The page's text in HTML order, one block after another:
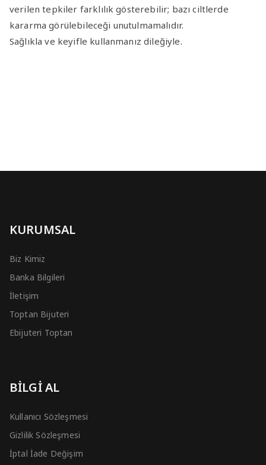
verilen tepkiler farklılık gösterebilir; bazı ciltlerde
kararma görülebileceği unutulmamalıdır.
Sağlıkla ve keyifle kullanmanız dileğiyle.
KURUMSAL
Biz Kimiz
Banka Bilgileri
İletişim
Toptan Bijuteri
Ebijuteri Toptan
BİLGİ AL
Kullanıcı Sözleşmesi
Gizlilik Sözleşmesi
İptal İade Değişim